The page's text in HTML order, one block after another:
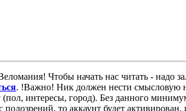
Чтобы начать нас читать - надо
. !Важно! Ник должен нести смысловую
интересы, город). Без данного
то аккаунт будет